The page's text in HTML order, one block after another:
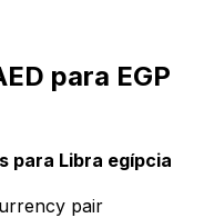
para EGP
para Libra egípcia
pair